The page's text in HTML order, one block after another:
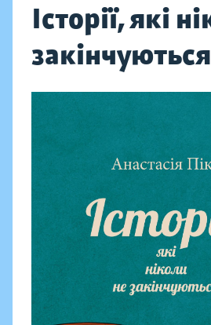
Історії, які
закінчуються